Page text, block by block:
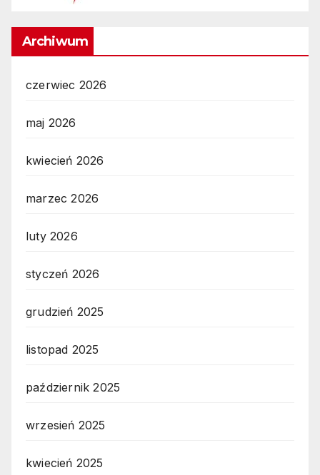
Archiwum
czerwiec 2026
maj 2026
kwiecień 2026
marzec 2026
luty 2026
styczeń 2026
grudzień 2025
listopad 2025
październik 2025
wrzesień 2025
kwiecień 2025